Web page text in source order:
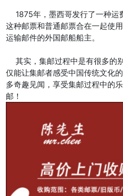
1875年，墨西哥发行了一种运
这种邮票和普通邮票合在一起使
运输邮件的外国邮船船主。
其实，集邮过程中是有很多的
仅能让集邮者感受中国传统文化
多奇趣见闻，享受集邮过程中的
邮！